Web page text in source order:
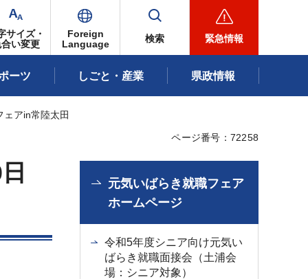
サイズ・
い変更
Foreign
Language
検索 緊急情報
ーツ しごと・産業 県政情報
アin常陸太田
ページ番号：72258
元気いばらき就職フェア
ホームページ
令和5年度シニア向け元気い
ばらき就職面接会（土浦会
場：シニア対象）